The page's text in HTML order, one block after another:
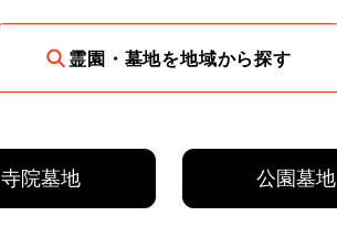
霊園・墓地を地域から探す
寺院墓地 公園墓地